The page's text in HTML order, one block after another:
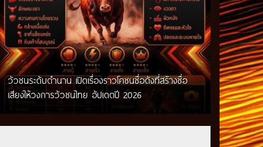
วัวชนระดับตำนาน เปิดเรื่องราวโคชนชื่อดังที่สร้างชื่อ
เสียงให้วงการวัวชนไทย อัปเดตปี 2026